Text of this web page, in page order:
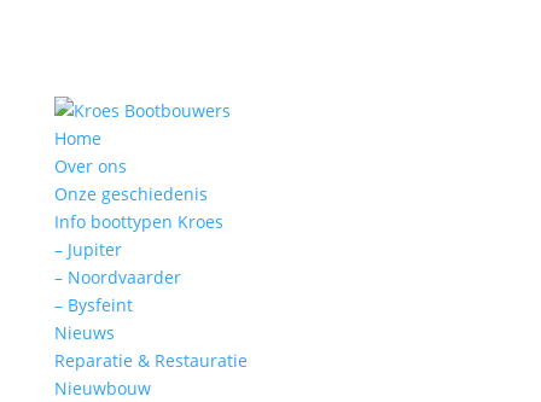
Home
Over ons
Onze geschiedenis
Info boottypen Kroes
– Jupiter
– Noordvaarder
– Bysfeint
Nieuws
Reparatie & Restauratie
Nieuwbouw